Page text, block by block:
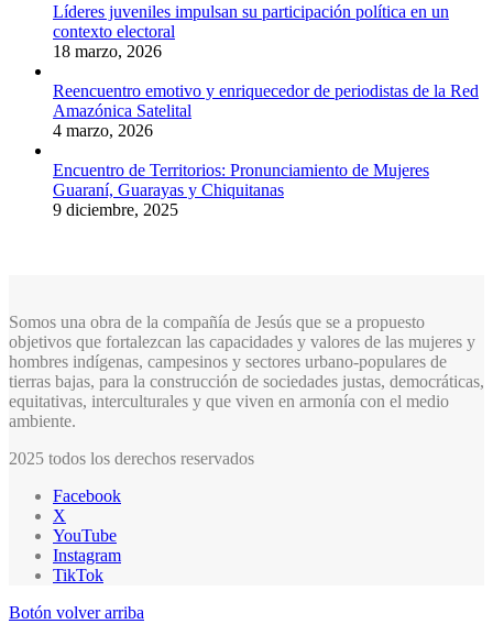
Líderes juveniles impulsan su participación política en un
contexto electoral
18 marzo, 2026
Reencuentro emotivo y enriquecedor de periodistas de la Red
Amazónica Satelital
4 marzo, 2026
Encuentro de Territorios: Pronunciamiento de Mujeres
Guaraní, Guarayas y Chiquitanas
9 diciembre, 2025
Somos una obra de la compañía de Jesús que se a propuesto
objetivos que fortalezcan las capacidades y valores de las mujeres y
hombres indígenas, campesinos y sectores urbano-populares de
tierras bajas, para la construcción de sociedades justas, democráticas,
equitativas, interculturales y que viven en armonía con el medio
ambiente.
2025 todos los derechos reservados
Facebook
X
YouTube
Instagram
TikTok
Botón volver arriba